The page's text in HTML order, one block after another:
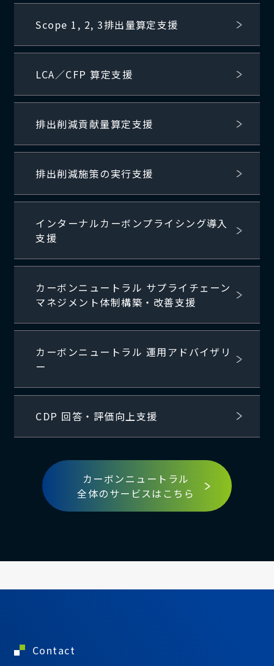
Scope 1, 2, 3排出量算定支援
LCA／CFP 算定支援
排出削減貢献量算定支援
排出削減施策の実行支援
インターナルカーボンプライシング導入
支援
カーボンニュートラル サプライチェーン
マネジメント体制構築・改善支援
カーボンニュートラル 運用アドバイザリ
ー
CDP 回答・評価向上支援
カーボンニュートラル
全体のサービスはこちら
Contact